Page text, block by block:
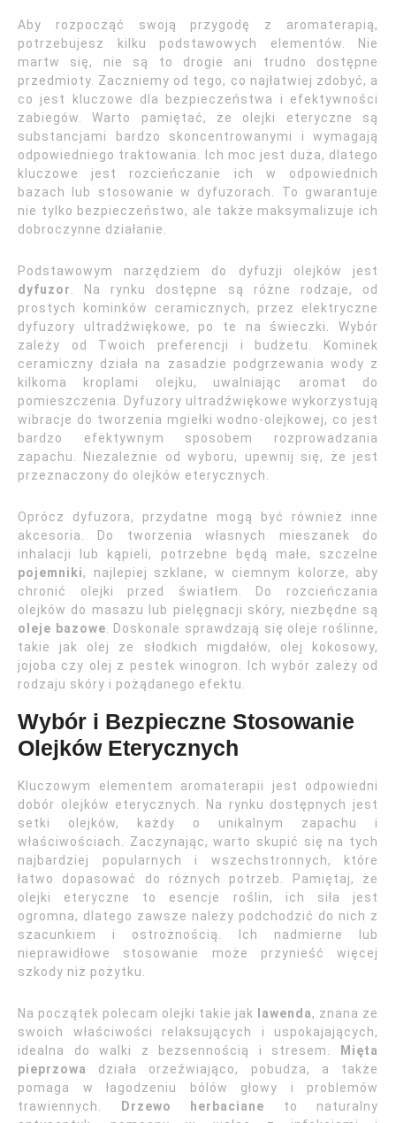
Aby rozpocząć swoją przygodę z aromaterapią,
potrzebujesz kilku podstawowych elementów. Nie
martw się, nie są to drogie ani trudno dostępne
przedmioty. Zaczniemy od tego, co najłatwiej zdobyć, a
co jest kluczowe dla bezpieczeństwa i efektywności
zabiegów. Warto pamiętać, że olejki eteryczne są
substancjami bardzo skoncentrowanymi i wymagają
odpowiedniego traktowania. Ich moc jest duża, dlatego
kluczowe jest rozcieńczanie ich w odpowiednich
bazach lub stosowanie w dyfuzorach. To gwarantuje
nie tylko bezpieczeństwo, ale także maksymalizuje ich
dobroczynne działanie.
Podstawowym narzędziem do dyfuzji olejków jest
dyfuzor
. Na rynku dostępne są różne rodzaje, od
prostych kominków ceramicznych, przez elektryczne
dyfuzory ultradźwiękowe, po te na świeczki. Wybór
zależy od Twoich preferencji i budżetu. Kominek
ceramiczny działa na zasadzie podgrzewania wody z
kilkoma kroplami olejku, uwalniając aromat do
pomieszczenia. Dyfuzory ultradźwiękowe wykorzystują
wibracje do tworzenia mgiełki wodno-olejkowej, co jest
bardzo efektywnym sposobem rozprowadzania
zapachu. Niezależnie od wyboru, upewnij się, że jest
przeznaczony do olejków eterycznych.
Oprócz dyfuzora, przydatne mogą być również inne
akcesoria. Do tworzenia własnych mieszanek do
inhalacji lub kąpieli, potrzebne będą małe, szczelne
pojemniki, najlepiej szklane, w ciemnym kolorze, aby
chronić olejki przed światłem. Do rozcieńczania
olejków do masażu lub pielęgnacji skóry, niezbędne są
oleje bazowe . Doskonale sprawdzają się oleje roślinne,
takie jak olej ze słodkich migdałów, olej kokosowy,
jojoba czy olej z pestek winogron. Ich wybór zależy od
rodzaju skóry i pożądanego efektu.
Wybór i Bezpieczne Stosowanie
Olejków Eterycznych
Kluczowym elementem aromaterapii jest odpowiedni
dobór olejków eterycznych. Na rynku dostępnych jest
setki olejków, każdy o unikalnym zapachu i
właściwościach. Zaczynając, warto skupić się na tych
najbardziej popularnych i wszechstronnych, które
łatwo dopasować do różnych potrzeb. Pamiętaj, że
olejki eteryczne to esencje roślin, ich siła jest
ogromna, dlatego zawsze należy podchodzić do nich z
szacunkiem i ostrożnością. Ich nadmierne lub
nieprawidłowe stosowanie może przynieść więcej
szkody niż pożytku.
Na początek polecam olejki takie jak lawenda, znana ze
swoich właściwości relaksujących i uspokajających,
idealna do walki z bezsennością i stresem.
Mięta
pieprzowa
działa orzeźwiająco, pobudza, a także
pomaga w łagodzeniu bólów głowy i problemów
trawiennych.
Drzewo herbaciane to naturalny